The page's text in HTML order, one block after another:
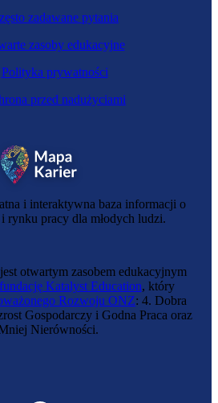
i interaktywna baza informacji o
rynku pracy dla młodych ludzi.
zadawane pytania
zasoby edukacyjne
Polityka prywatności
przed nadużyciami
otwartym zasobem edukacyjnym
fundację Katalyst Education, który
Rozwoju ONZ: 4. Dobra
Gospodarczy i Godna Praca oraz
Nierówności.